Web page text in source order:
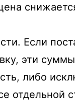
Если
эти
либо
отдельной